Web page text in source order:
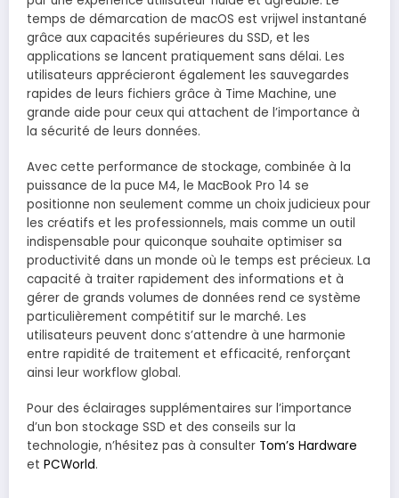
temps de démarcation de macOS est vrijwel instantané
grâce aux capacités supérieures du SSD, et les
applications se lancent pratiquement sans délai. Les
utilisateurs apprécieront également les sauvegardes
rapides de leurs fichiers grâce à Time Machine, une
grande aide pour ceux qui attachent de l’importance à
la sécurité de leurs données.
Avec cette performance de stockage, combinée à la
puissance de la puce M4, le MacBook Pro 14 se
positionne non seulement comme un choix judicieux pour
les créatifs et les professionnels, mais comme un outil
indispensable pour quiconque souhaite optimiser sa
productivité dans un monde où le temps est précieux. La
capacité à traiter rapidement des informations et à
gérer de grands volumes de données rend ce système
particulièrement compétitif sur le marché. Les
utilisateurs peuvent donc s’attendre à une harmonie
entre rapidité de traitement et efficacité, renforçant
ainsi leur workflow global.
Pour des éclairages supplémentaires sur l’importance
d’un bon stockage SSD et des conseils sur la
technologie, n’hésitez pas à consulter Tom’s Hardware
et PCWorld.